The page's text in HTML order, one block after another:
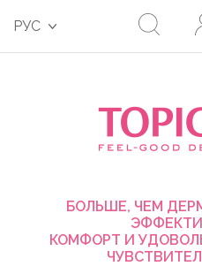
РУС
БОЛЬШЕ, ЧЕМ
КОМФОРТ И